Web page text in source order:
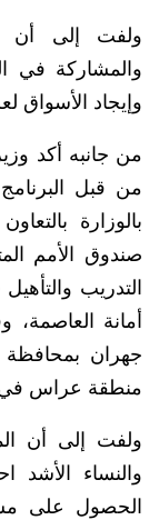
ولفت إلى أن
والمشاركة في
وإيجاد الأسواق
من جانبه أكد
من قبل
بالوزارة
صندوق الأمم
التدريب
أمانة
جهران بمحافظة
منطقة عراس في
ولفت إلى أن
والنساء الأشد
الحصول على